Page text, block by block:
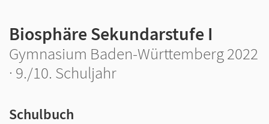
Biosphäre Sekundarstufe I
Gymnasium Baden-Württemberg 2022
· 9./10. Schuljahr
Schulbuch